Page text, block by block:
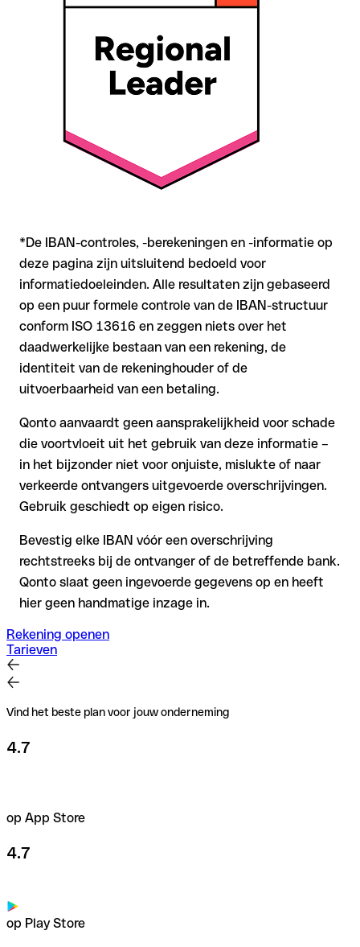
zich mee
: Controleer elke IBAN vóór een
met onze gratis IBAN Checker op formele juistheid, en
bevestig de IBAN bij twijfel direct bij de ontvanger. Vooral bij
grotere bedragen of nieuwe zakenrelaties is deze
*De IBAN-controles, -berekeningen en -informatie op
deze pagina zijn uitsluitend bedoeld voor
informatiedoeleinden. Alle resultaten zijn gebaseerd
op een puur formele controle van de IBAN-structuur
conform ISO 13616 en zeggen niets over het
daadwerkelijke bestaan van een rekening, de
identiteit van de rekeninghouder of de
uitvoerbaarheid van een betaling.
Qonto aanvaardt geen aansprakelijkheid voor schade
die voortvloeit uit het gebruik van deze informatie –
in het bijzonder niet voor onjuiste, mislukte of naar
verkeerde ontvangers uitgevoerde overschrijvingen.
Gebruik geschiedt op eigen risico.
Bevestig elke IBAN vóór een overschrijving
rechtstreeks bij de ontvanger of de betreffende bank.
Qonto slaat geen ingevoerde gegevens op en heeft
hier geen handmatige inzage in.
Rekening openen
Tarieven
Vind het beste plan voor jouw onderneming
4.7
op App Store
4.7
op Play Store